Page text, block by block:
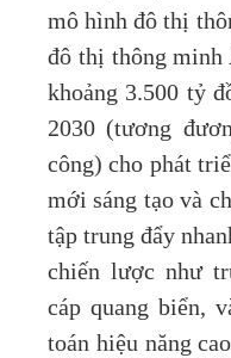
mô hình đô thị
đô thị thông minh
khoảng 3.500 tỷ
2030 (tương
công) cho phát
mới sáng tạo và
tập trung đẩy
chiến lược như
cáp quang biển,
toán hiệu năng